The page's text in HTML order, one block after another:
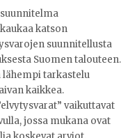
katson
suunnitellusta
Suomen talouteen.
lähempi tarkastelu
kaikkea.
vaikuttavat
jossa mukana ovat